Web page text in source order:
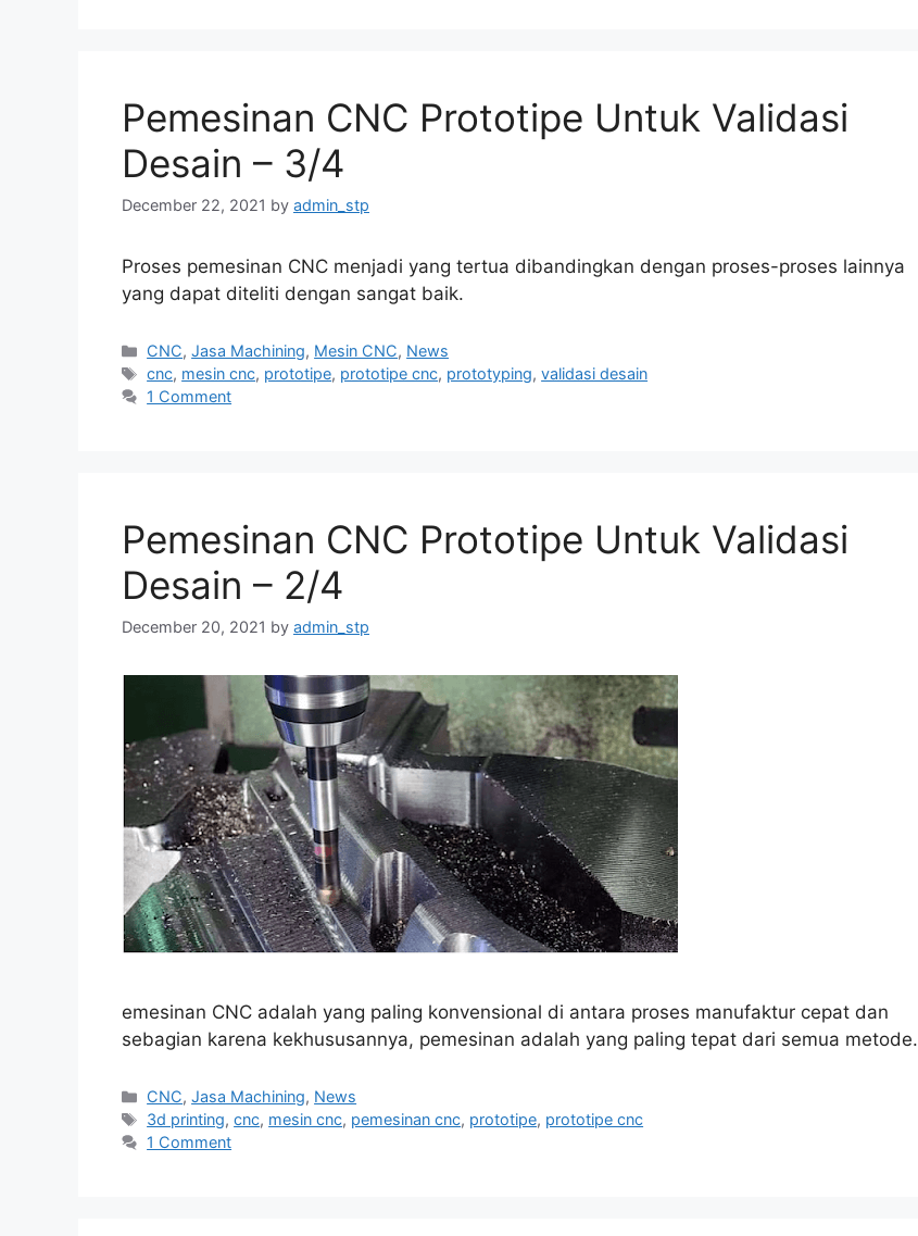
Pemesinan CNC Prototipe Untuk Validasi
Desain – 3/4
December 22, 2021 by admin_stp
Proses pemesinan CNC menjadi yang tertua dibandingkan dengan proses-proses lainnya
yang dapat diteliti dengan sangat baik.
Categories
CNC,Jasa Machining, Mesin CNC, News
Tags
cnc, mesin cnc, prototipe, prototipe cnc, prototyping,validasi desain
1 Comment
Pemesinan CNC Prototipe Untuk Validasi
Desain – 2/4
December 20, 2021 by admin_stp
emesinan CNC adalah yang paling konvensional di antara proses manufaktur cepat dan
sebagian karena kekhususannya, pemesinan adalah yang paling tepat dari semua metode.
Categories
CNC,Jasa Machining, News
Tags
3d printing,cnc, mesin cnc, pemesinan cnc, prototipe, prototipe cnc
1 Comment